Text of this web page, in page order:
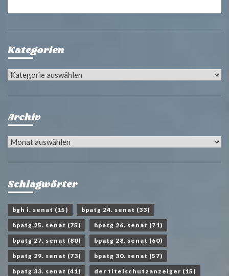
Kategorien
Kategorien
Archiv
Archiv
Schlagwörter
bgh i. senat (15) bpatg 24. senat (33)
bpatg 25. senat (75) bpatg 26. senat (71)
bpatg 27. senat (80) bpatg 28. senat (60)
bpatg 29. senat (73) bpatg 30. senat (57)
bpatg 33. senat (41) der titelschutzanzeiger (15)